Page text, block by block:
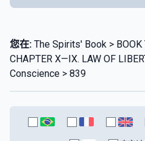
您在: The Spirits' Book >
CHAPTER X—IX. LAW OF
Conscience > 839